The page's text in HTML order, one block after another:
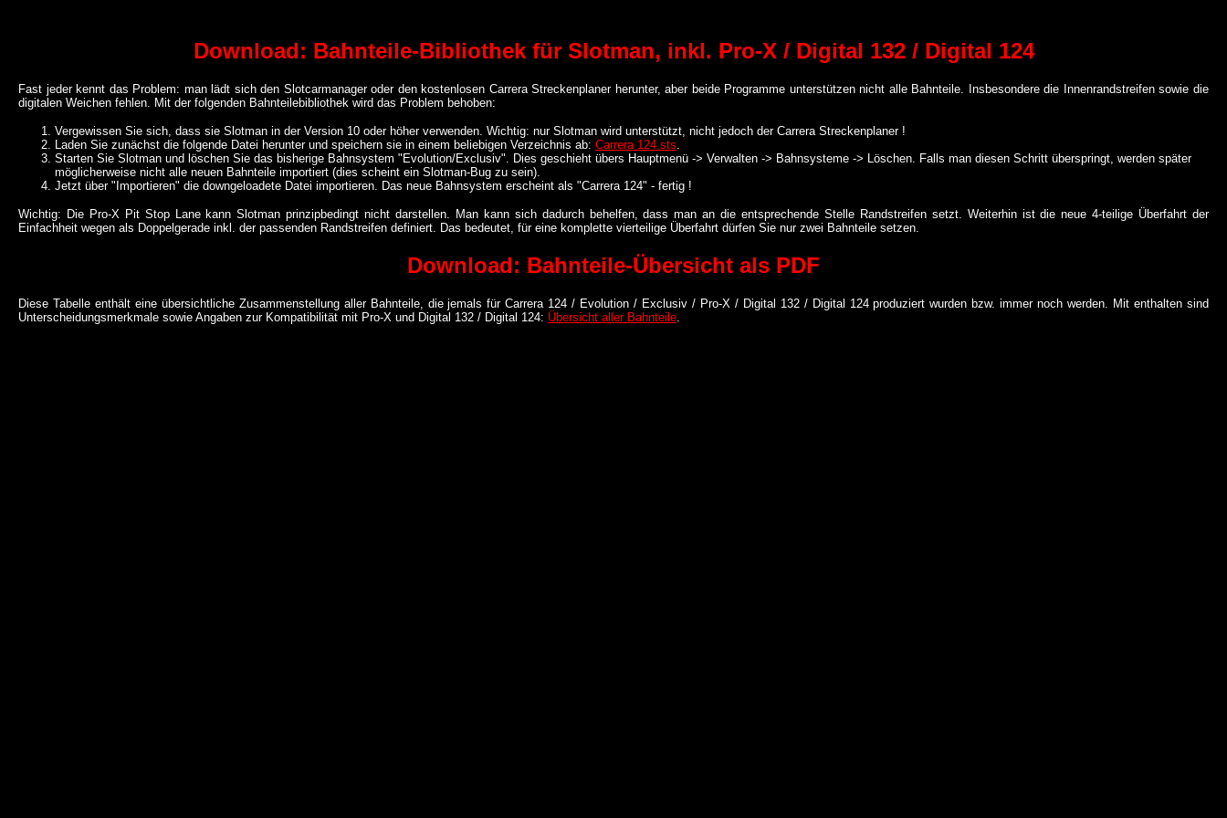
Download: Bahnteile-Bibliothek für Slotman, inkl. Pro-X / Digital 132 / Digital 124
Fast jeder kennt das Problem: man lädt sich den Slotcarmanager oder den kostenlosen Carrera Streckenplaner herunter, aber beide Programme unterstützen nicht alle Bahnteile. Insbesondere die Innenrandstreifen sowie die
digitalen Weichen fehlen. Mit der folgenden Bahnteilebibliothek wird das Problem behoben:
Vergewissen Sie sich, dass sie Slotman in der Version 10 oder höher verwenden. Wichtig: nur Slotman wird unterstützt, nicht jedoch der Carrera Streckenplaner !
Laden Sie zunächst die folgende Datei herunter und speichern sie in einem beliebigen Verzeichnis ab: Carrera 124.sts
Starten Sie Slotman und löschen Sie das bisherige Bahnsystem "Evolution/Exclusiv". Dies geschieht übers Hauptmenü -> Verwalten -> Bahnsysteme -> Löschen. Falls man diesen Schritt überspringt, werden später
möglicherweise nicht alle neuen Bahnteile importiert (dies scheint ein Slotman-Bug zu sein).
Jetzt über "Importieren" die downgeloadete Datei importieren. Das neue Bahnsystem erscheint als "Carrera 124" - fertig !
Wichtig: Die Pro-X Pit Stop Lane kann Slotman prinzipbedingt nicht darstellen. Man kann sich dadurch behelfen, dass man an die entsprechende Stelle Randstreifen setzt. Weiterhin ist die neue 4-teilige Überfahrt der
Einfachheit wegen als Doppelgerade inkl. der passenden Randstreifen definiert. Das bedeutet, für eine komplette vierteilige Überfahrt dürfen Sie nur zwei Bahnteile setzen.
Download: Bahnteile-Übersicht als PDF
Diese Tabelle enthält eine übersichtliche Zusammenstellung aller Bahnteile, die jemals für Carrera 124 / Evolution / Exclusiv / Pro-X / Digital 132 / Digital 124 produziert wurden bzw. immer noch werden. Mit enthalten sind
Unterscheidungsmerkmale sowie Angaben zur Kompatibilität mit Pro-X und Digital 132 / Digital 124: Übersicht aller Bahnteile